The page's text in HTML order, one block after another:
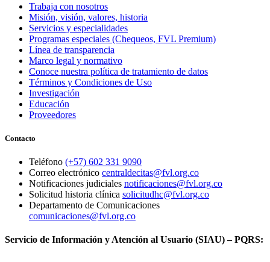
Trabaja con nosotros
Misión, visión, valores, historia
Servicios y especialidades
Programas especiales (Chequeos, FVL Premium)
Línea de transparencia
Marco legal y normativo
Conoce nuestra política de tratamiento de datos
Términos y Condiciones de Uso
Investigación
Educación
Proveedores
Contacto
Teléfono (+57) 602 331 9090
Correo electrónico centraldecitas@fvl.org.co
Notificaciones judiciales notificaciones@fvl.org.co
Solicitud historia clínica solicitudhc@fvl.org.co
Departamento de Comunicaciones
comunicaciones@fvl.org.co
Servicio de Información y Atención al Usuario (SIAU) – PQRS: